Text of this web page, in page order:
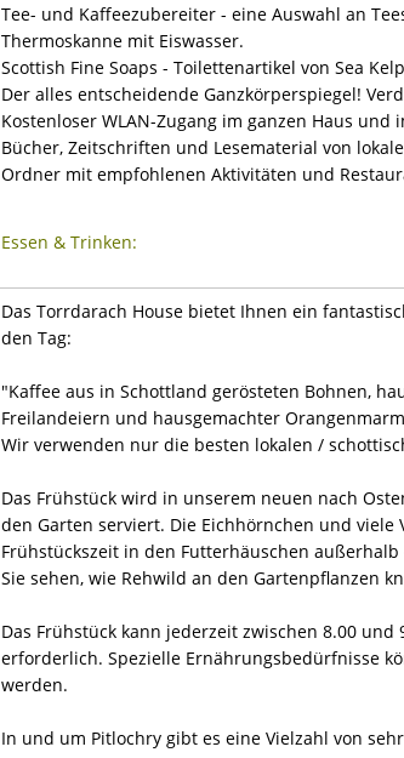
Tee- und Kaffeezubereiter - eine Auswahl an
Thermoskanne mit Eiswasser.
Scottish Fine Soaps - Toilettenartikel von Sea
Der alles entscheidende Ganzkörperspiegel!
Kostenloser WLAN-Zugang im ganzen Haus und
Bücher, Zeitschriften und Lesematerial von
Ordner mit empfohlenen Aktivitäten und
Essen & Trinken:
Das Torrdarach House bietet Ihnen ein
den Tag:
"Kaffee aus in Schottland gerösteten Bohnen,
Freilandeiern und hausgemachter
Wir verwenden nur die besten lokalen /
Das Frühstück wird in unserem neuen nach
den Garten serviert. Die Eichhörnchen und
Frühstückszeit in den Futterhäuschen
Sie sehen, wie Rehwild an den Gartenpflanzen
Das Frühstück kann jederzeit zwischen 8.00
erforderlich. Spezielle Ernährungsbedürfnisse
werden.
In und um Pitlochry gibt es eine Vielzahl von